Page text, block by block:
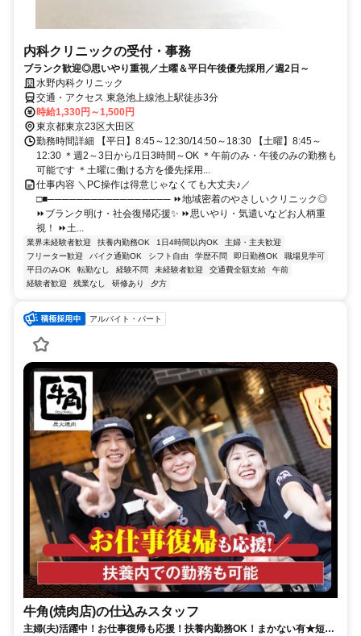
内科クリニックの受付・事務
ブランク歓迎◎思いやり重視／土曜＆平日午後優先採用／週2日～
水野内科クリニック
交通・アクセス 東急池上線池上駅徒歩3分
時給1,330円～1,500円
東京都東京23区大田区
勤務時間詳細 【平日】8:45～12:30/14:50～18:30 【土曜】8:45～
12:30 ＊週2～3日から/1日3時間～OK ＊午前のみ・午後のみの勤務も
可能です ＊土曜に働ける方を優先採用...
仕事内容 ＼PC操作は得意じゃなくても大丈夫♪／
□■───────────────── ⏩地域密着のやさしいクリニック◎
⏩ブランク明け・社会復帰応援✨ ⏩思いやり・気遣いなどお人柄重
視！ ⏩土...
業界未経験者歓迎 扶養内勤務OK 1日4時間以内OK
主婦・主夫歓迎
フリーター歓迎
バイク通勤OK シフト自由 学歴不問 即日勤務OK
職場見学可
平日のみOK
転勤なし 経験不問 未経験者歓迎 交通費全額支給
午前
経験者歓迎
残業なし 研修あり 夕方
アルバイト・パート
牛角(焼肉店)の仕込みスタッフ
主婦(夫)活躍中！お仕事復帰も応援！扶養内勤務OK！まかない有★短時